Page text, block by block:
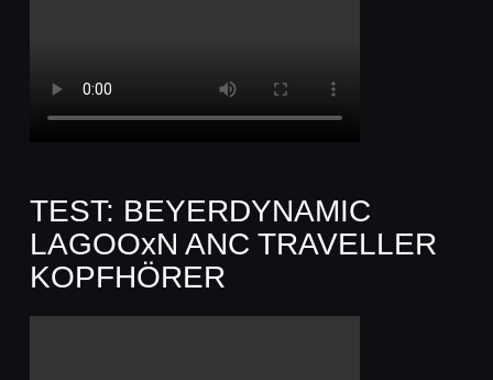
TEST: BEYERDYNAMIC
LAGOOxN ANC TRAVELLER
KOPFHÖRER